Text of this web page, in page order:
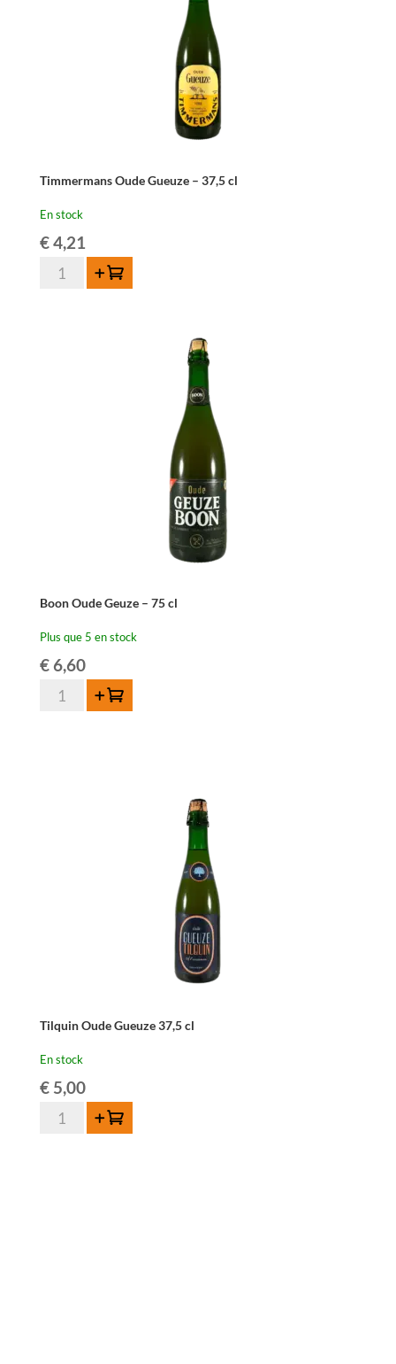
Timmermans Oude Gueuze – 37,5 cl
En stock
€4,21
quantité
Ajouter au panier
Boon Oude Geuze – 75 cl
Plus que 5 en stock
€6,60
quantité
Ajouter au panier
Tilquin Oude Gueuze 37,5 cl
En stock
€5,00
quantité
Ajouter au panier